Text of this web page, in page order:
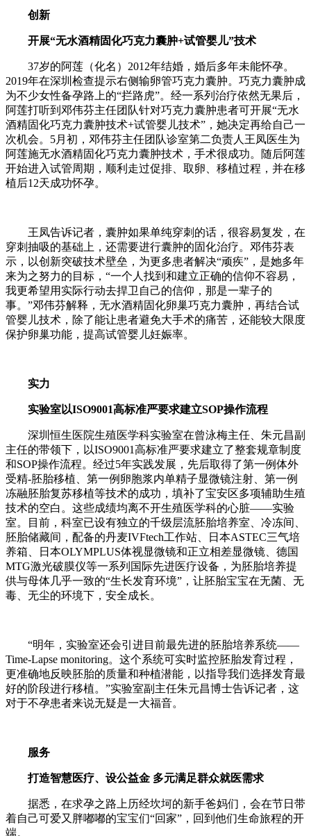
创新
开展“无水酒精固化巧克力囊肿+试管婴儿”技术
37岁的阿莲（化名）2012年结婚，婚后多年未能怀孕。
2019年在深圳检查提示右侧输卵管巧克力囊肿。巧克力囊肿成
为不少女性备孕路上的“拦路虎”。经一系列治疗依然无果后，
阿莲打听到邓伟芬主任团队针对巧克力囊肿患者可开展“无水
酒精固化巧克力囊肿技术+试管婴儿技术”，她决定再给自己一
次机会。5月初，邓伟芬主任团队诊室第二负责人王凤医生为
阿莲施无水酒精固化巧克力囊肿技术，手术很成功。随后阿莲
开始进入试管周期，顺利走过促排、取卵、移植过程，并在移
植后12天成功怀孕。
王凤告诉记者，囊肿如果单纯穿刺的话，很容易复发，在
穿刺抽吸的基础上，还需要进行囊肿的固化治疗。邓伟芬表
示，以创新突破技术壁垒，为更多患者解决“顽疾”，是她多年
来为之努力的目标，“一个人找到和建立正确的信仰不容易，
我更希望用实际行动去捍卫自己的信仰，那是一辈子的
事。”邓伟芬解释，无水酒精固化卵巢巧克力囊肿，再结合试
管婴儿技术，除了能让患者避免大手术的痛苦，还能较大限度
保护卵巢功能，提高试管婴儿妊娠率。
实力
实验室以ISO9001高标准严要求建立SOP操作流程
深圳恒生医院生殖医学科实验室在曾泳梅主任、朱元昌副
主任的带领下，以ISO9001高标准严要求建立了整套规章制度
和SOP操作流程。经过5年实践发展，先后取得了第一例体外
受精-胚胎移植、第一例卵胞浆内单精子显微镜注射、第一例
冻融胚胎复苏移植等技术的成功，填补了宝安区多项辅助生殖
技术的空白。这些成绩均离不开生殖医学科的心脏——实验
室。目前，科室已设有独立的千级层流胚胎培养室、冷冻间、
胚胎储藏间，配备的丹麦IVFtech工作站、日本ASTEC三气培
养箱、日本OLYMPLUS体视显微镜和正立相差显微镜、德国
MTG激光破膜仪等一系列国际先进医疗设备，为胚胎培养提
供与母体几乎一致的“生长发育环境”，让胚胎宝宝在无菌、无
毒、无尘的环境下，安全成长。
“明年，实验室还会引进目前最先进的胚胎培养系统——
Time-Lapse monitoring。这个系统可实时监控胚胎发育过程，
更准确地反映胚胎的质量和种植潜能，以指导我们选择发育最
好的阶段进行移植。”实验室副主任朱元昌博士告诉记者，这
对于不孕患者来说无疑是一大福音。
服务
打造智慧医疗、设公益金 多元满足群众就医需求
据悉，在求孕之路上历经坎坷的新手爸妈们，会在节日带
着自己可爱又胖嘟嘟的宝宝们“回家”，回到他们生命旅程的开
端。